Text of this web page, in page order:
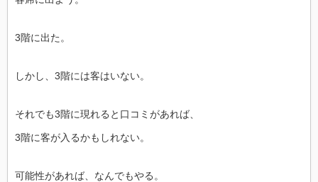
3階に出た。
しかし、3階には客はいない。
それでも3階に現れると口コミがあれば、
3階に客が入るかもしれない。
可能性があれば、なんでもやる。